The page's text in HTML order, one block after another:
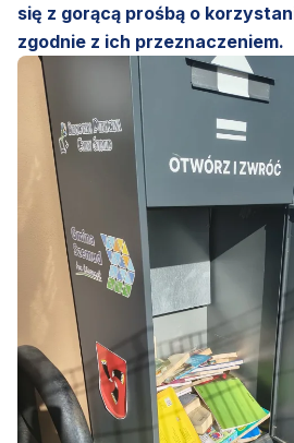
się z gorącą prośbą o
zgodnie z ich przeznaczeniem.